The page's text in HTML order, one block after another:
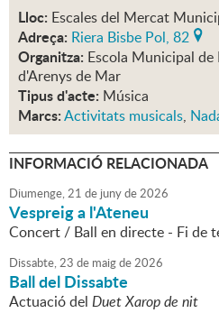
Lloc: Escales del Mercat
Adreça: Riera Bisbe Pol, 82
Organitza: Escola Municipal
d'Arenys de Mar
Tipus d'acte: Música
Marcs:Activitats musicals,
INFORMACIÓ RELACIONADA
Diumenge,21 de junyde2026
Vespreig a l'Ateneu
Concert / Ball en directe - Fi de
Dissabte,23 de maigde2026
Ball del Dissabte
Actuació del Duet Xarop de nit